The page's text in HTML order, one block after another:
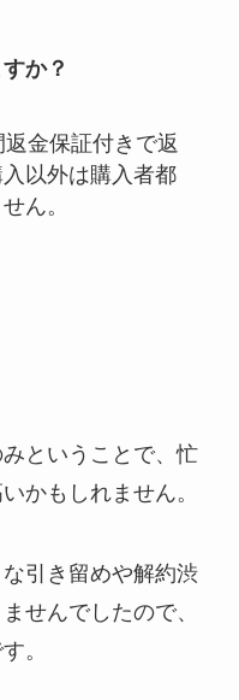
か？
金保証付きで返
以外は購入者都
ん。
ということで、忙
かもしれません。
引き留めや解約渋
せんでしたので、
。